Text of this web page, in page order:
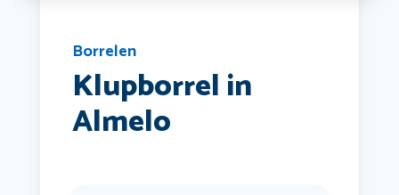
Borrelen
Klupborrel in
Almelo